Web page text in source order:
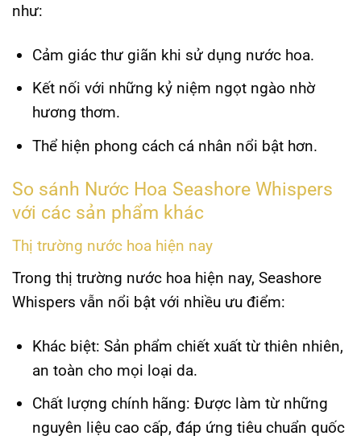
như:
Cảm giác thư giãn khi sử dụng nước hoa.
Kết nối với những kỷ niệm ngọt ngào nhờ
hương thơm.
Thể hiện phong cách cá nhân nổi bật hơn.
So sánh Nước Hoa Seashore Whispers
với các sản phẩm khác
Thị trường nước hoa hiện nay
Trong thị trường nước hoa hiện nay, Seashore
Whispers vẫn nổi bật với nhiều ưu điểm:
Khác biệt: Sản phẩm chiết xuất từ thiên nhiên,
an toàn cho mọi loại da.
Chất lượng chính hãng: Được làm từ những
nguyên liệu cao cấp, đáp ứng tiêu chuẩn quốc